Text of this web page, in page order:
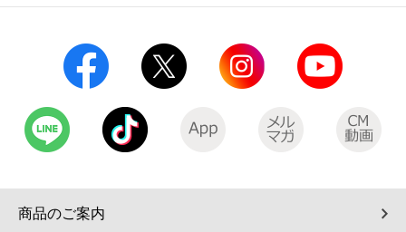
自転車シェアリング（店舗限定）
モバイルバッテリーシェアリング（店舗限定）
セブン-イレブンの歴史
商品のご案内